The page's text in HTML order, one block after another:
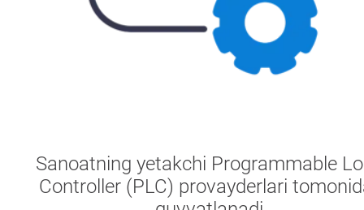
Sanoatning yetakchi Programmable
Controller (PLC) provayderlari